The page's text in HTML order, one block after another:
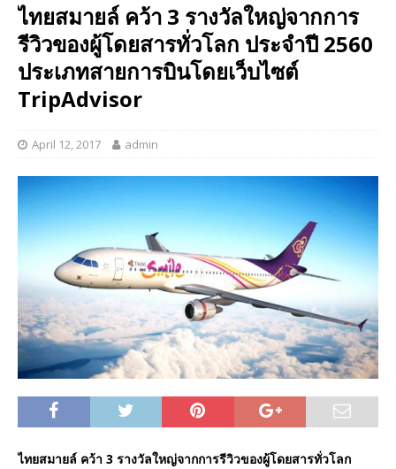
ไทยสมายล์ คว้า 3 รางวัลใหญ่จากการ
รีวิวของผู้โดยสารทั่วโลก ประจำปี 2560
ประเภทสายการบินโดยเว็บไซต์
TripAdvisor
April 12, 2017 admin
ไทยสมายล์ คว้า 3 รางวัลใหญ่จากการรีวิวของผู้โดยสารทั่วโลก